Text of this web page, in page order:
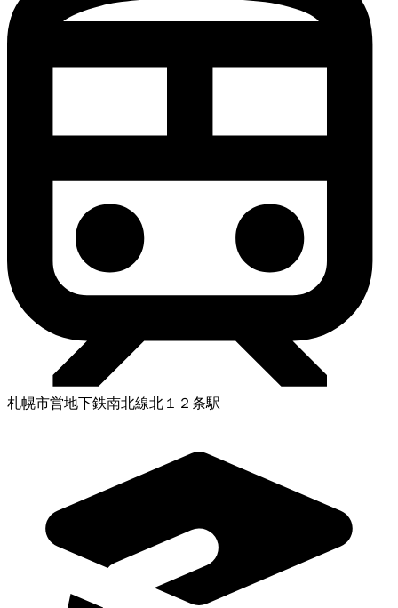
札幌市営地下鉄南北線北１２条駅